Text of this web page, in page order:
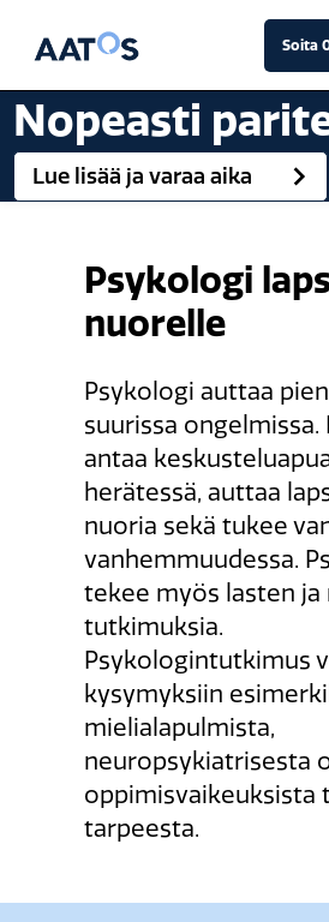
sisältöön
Soita
Nopeasti
Lue lisää ja varaa aika
Psykologi
nuorelle
Psykologi auttaa
suurissa ongelmissa.
antaa
herätessä, auttaa
nuoria sekä tukee
vanhemmuudessa.
tekee myös lasten
tutkimuksia.
Psykologintutkimus
kysymyksiin
mielialapulmista,
neuropsykiatrisesta
oppimisvaikeuksista
tarpeesta.